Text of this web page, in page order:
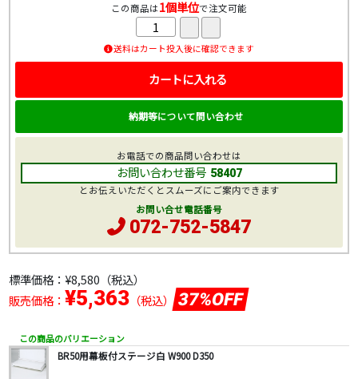
標準価格： ¥8,580 （税込）
販売価格： ¥5,363（税込） 37%OFF
この商品のバリエーション
BR50用幕板付ステージ白 W900 D350
この商品は1個単位で注文可能
送料はカート投入後に確認できます
カートに入れる
納期等について問い合わせ
お電話での商品問い合わせは
お問い合わせ番号 58407
とお伝えいただくとスムーズにご案内できます
お問い合せ電話番号
072-752-5847